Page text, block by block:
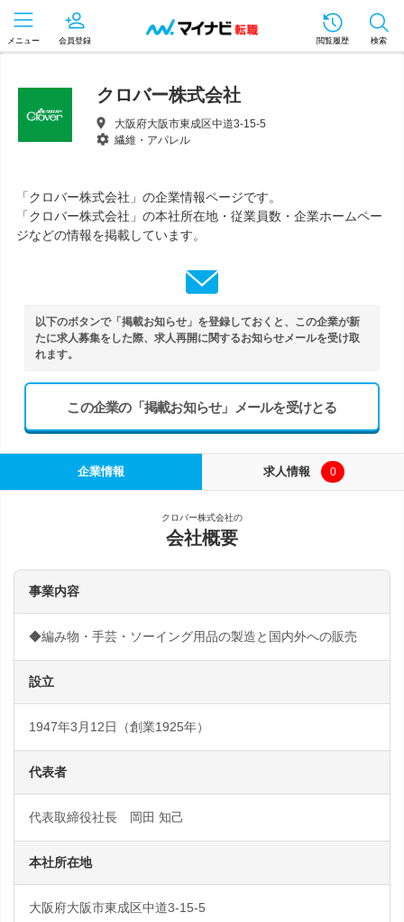
メニュー 会員登録 閲覧履歴 検索
クロバー株式会社
大阪府大阪市東成区中道3-15-5
繊維・アパレル
「クロバー株式会社」の企業情報ページです。
「クロバー株式会社」の本社所在地・従業員数・企業ホームペー
ジなどの情報を掲載しています。
以下のボタンで「掲載お知らせ」を登録しておくと、この企業が新
たに求人募集をした際、求人再開に関するお知らせメールを受け取
れます。
この企業の「掲載お知らせ」メールを受けとる
企業情報 求人情報 0
クロバー株式会社の
会社概要
事業内容
◆編み物・手芸・ソーイング用品の製造と国内外への販売
設立
1947年3月12日（創業1925年）
代表者
代表取締役社長 岡田 知己
本社所在地
大阪府大阪市東成区中道3-15-5